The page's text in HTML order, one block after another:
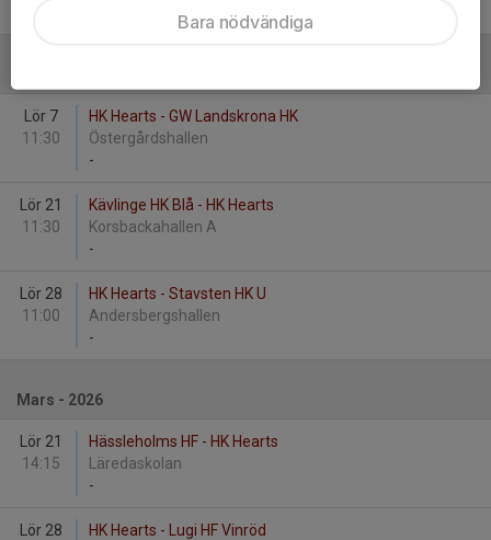
Lör 7
11:30
HK Hearts - GW Landskrona HK
Östergårdshallen
-
Lör 21
11:30
Kävlinge HK Blå - HK Hearts
Korsbackahallen A
-
Lör 28
11:00
HK Hearts - Stavsten HK U
Andersbergshallen
-
Mars - 2026
Lör 21
14:15
Hässleholms HF - HK Hearts
Läredaskolan
-
Lör 28
HK Hearts - Lugi HF Vinröd
Bara nödvändiga